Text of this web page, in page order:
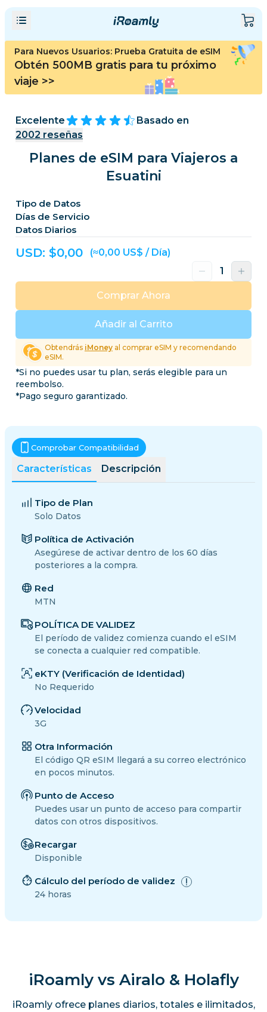
Para Nuevos Usuarios: Prueba Gratuita de eSIM
Obtén 500MB gratis para tu próximo
viaje >>
Excelente
Basado en
2002 reseñas
Planes de eSIM para Viajeros a
Esuatini
Tipo de Datos
Días de Servicio
Datos Diarios
USD: $0,00 (≈0,00 US$ / Día)
Añadir al Carrito
Comprar Ahora
Obtendrás iMoneyal comprar eSIM y recomendando
eSIM.
*Si no puedes usar tu plan, serás elegible para un
reembolso.
*Pago seguro garantizado.
Características Descripción
Comprobar Compatibilidad
Tipo de Plan
Solo Datos
Política de Activación
Asegúrese de activar dentro de los 60 días
posteriores a la compra.
Red
MTN
POLÍTICA DE VALIDEZ
El período de validez comienza cuando el eSIM
se conecta a cualquier red compatible.
eKTY (Verificación de Identidad)
No Requerido
Velocidad
3G
Otra Información
El código QR eSIM llegará a su correo electrónico
en pocos minutos.
Punto de Acceso
Puedes usar un punto de acceso para compartir
datos con otros dispositivos.
Recargar
Disponible
Cálculo del período de validez
24 horas
iRoamly vs Airalo & Holafly
iRoamly ofrece planes diarios, totales e ilimitados,